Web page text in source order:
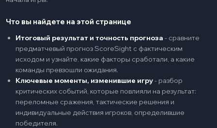
Что вы найдете на этой странице
Итоговый результат и точность прогноза - сравните
предматчевый прогноз ScoreSight с фактическим
исходом и узнайте, какие факторы сработали, а какие
команды превзошли ожидания.
Ключевые моменты, изменившие игру- разбор
критических событий, которые повлияли на результат:
переломные сражения, тактические решения и
индивидуальные действия игроков, определившие
победителя.